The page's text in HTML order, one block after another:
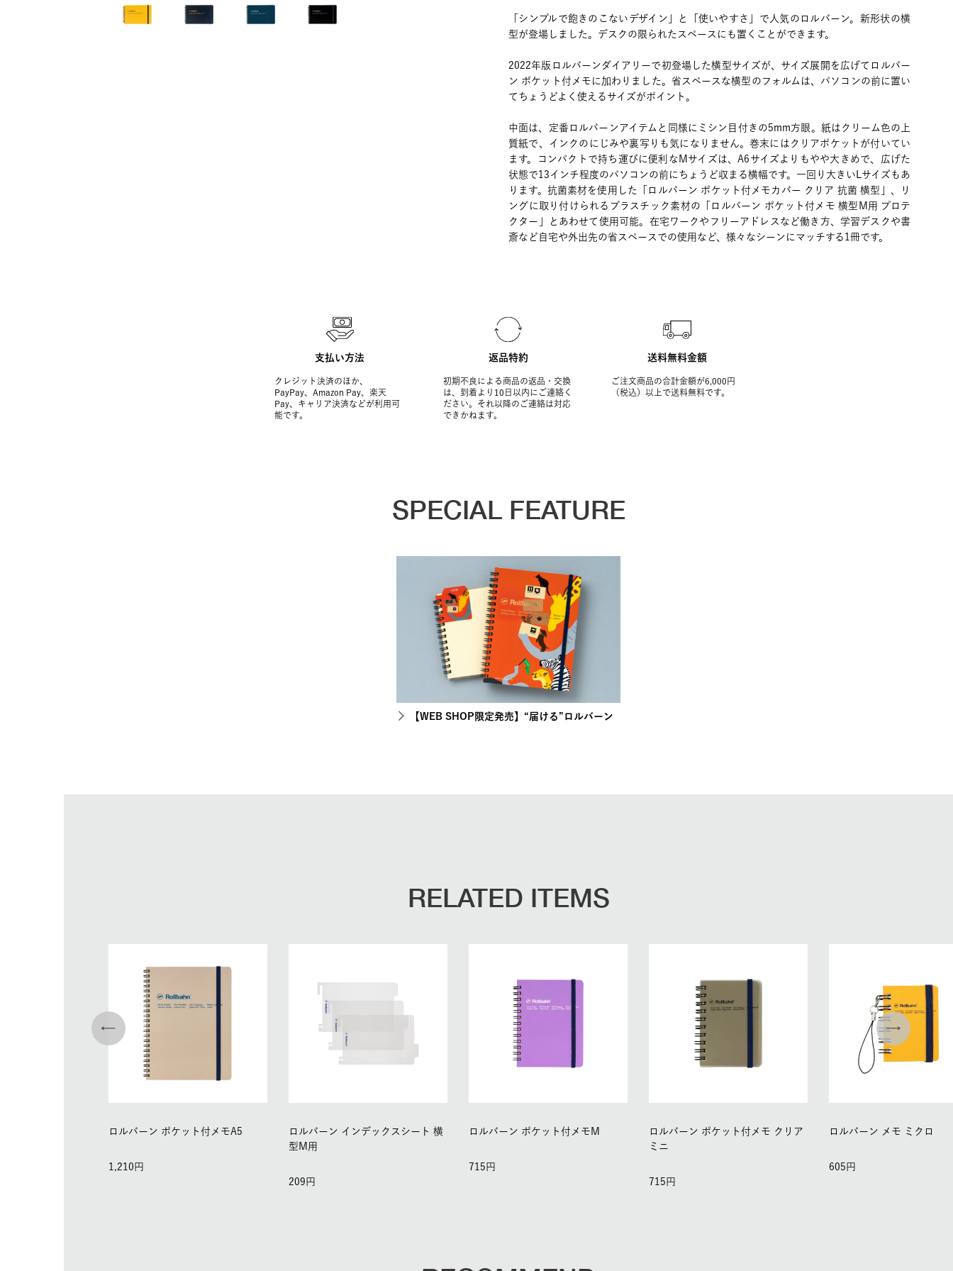
「シンプルで飽きのこないデザイン」と「使いやすさ」で人気のロルバーン。新形状の横
型が登場しました。デスクの限られたスペースにも置くことができます。
2022年版ロルバーンダイアリーで初登場した横型サイズが、サイズ展開を広げてロルバー
ン ポケット付メモに加わりました。省スペースな横型のフォルムは、パソコンの前に置い
てちょうどよく使えるサイズがポイント。
中面は、定番ロルバーンアイテムと同様にミシン目付きの5mm方眼。紙はクリーム色の上
質紙で、インクのにじみや裏写りも気になりません。巻末にはクリアポケットが付いてい
ます。コンパクトで持ち運びに便利なMサイズは、A6サイズよりもやや大きめで、広げた
状態で13インチ程度のパソコンの前にちょうど収まる横幅です。一回り大きいLサイズもあ
ります。抗菌素材を使用した「ロルバーン ポケット付メモカバー クリア 抗菌 横型」、リ
ングに取り付けられるプラスチック素材の「ロルバーン ポケット付メモ 横型M用 プロテ
クター」とあわせて使用可能。在宅ワークやフリーアドレスなど働き方、学習デスクや書
斎など自宅や外出先の省スペースでの使用など、様々なシーンにマッチする1冊です。
支払い方法
クレジット決済のほか、
PayPay、Amazon Pay、楽天
Pay、キャリア決済などが利用可
能です。
返品特約
初期不良による商品の返品・交換
は、到着より10日以内にご連絡く
ださい。それ以降のご連絡は対応
できかねます。
送料無料金額
ご注文商品の合計金額が6,000円
（税込）以上で送料無料です。
SPECIAL FEATURE
【WEB SHOP限定発売】“届ける”ロルバーン
RELATED ITEMS
ロルバーン ポケット付メモA5
1,210
ロルバーン インデックスシート 横
型M用
209
ロルバーン ポケット付メモM
715
ロルバーン ポケット付メモ クリア
ミニ
715
ロルバーン メモ ミクロ
605